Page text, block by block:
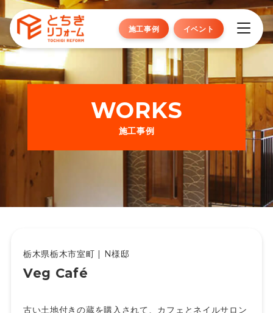
施工事例 イベント
WORKS
施工事例
栃木県栃木市室町 | N様邸
Veg Café
古い土地付きの蔵を購入されて、カフェとネイルサロン